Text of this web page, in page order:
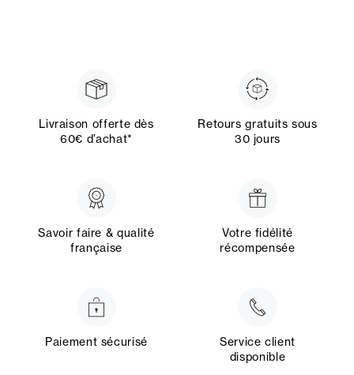
Livraison offerte dès
60€ d’achat*
Retours gratuits sous
30 jours
Savoir faire & qualité
française
Votre fidélité
récompensée
Paiement sécurisé
Service client
disponible